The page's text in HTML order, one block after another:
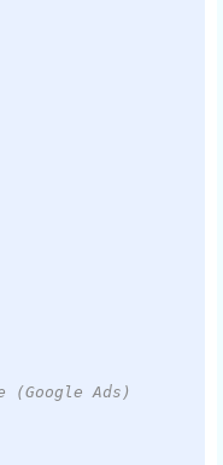
(Google Ads)